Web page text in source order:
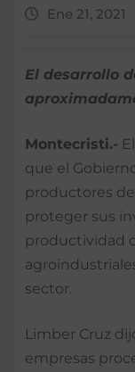
Ene 21, 2021
El desarrollo
Montecristi.-
que el
productores
proteger sus
productividad
sector.
Limber Cruz
empresas